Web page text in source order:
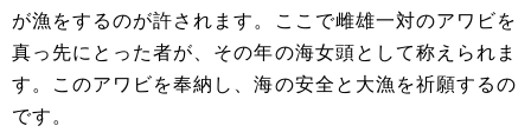
が漁をするのが許されます。ここで雌雄一対のアワビを
真っ先にとった者が、その年の海女頭として称えられま
す。このアワビを奉納し、海の安全と大漁を祈願するの
です。